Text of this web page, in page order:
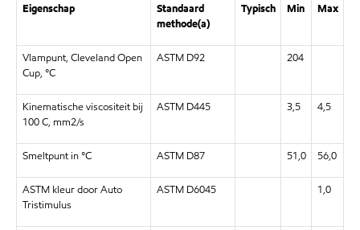
Eigenschap
Standaard
methode(a)
Typisch Min Max
Vlampunt, Cleveland Open
Cup, °C
ASTM D92 204
Kinematische viscositeit bij
100 C, mm2/s
ASTM D445 3,5 4,5
Smeltpunt in °C ASTM D87 51,0 56,0
ASTM kleur door Auto
Tristimulus
ASTM D6045 1,0